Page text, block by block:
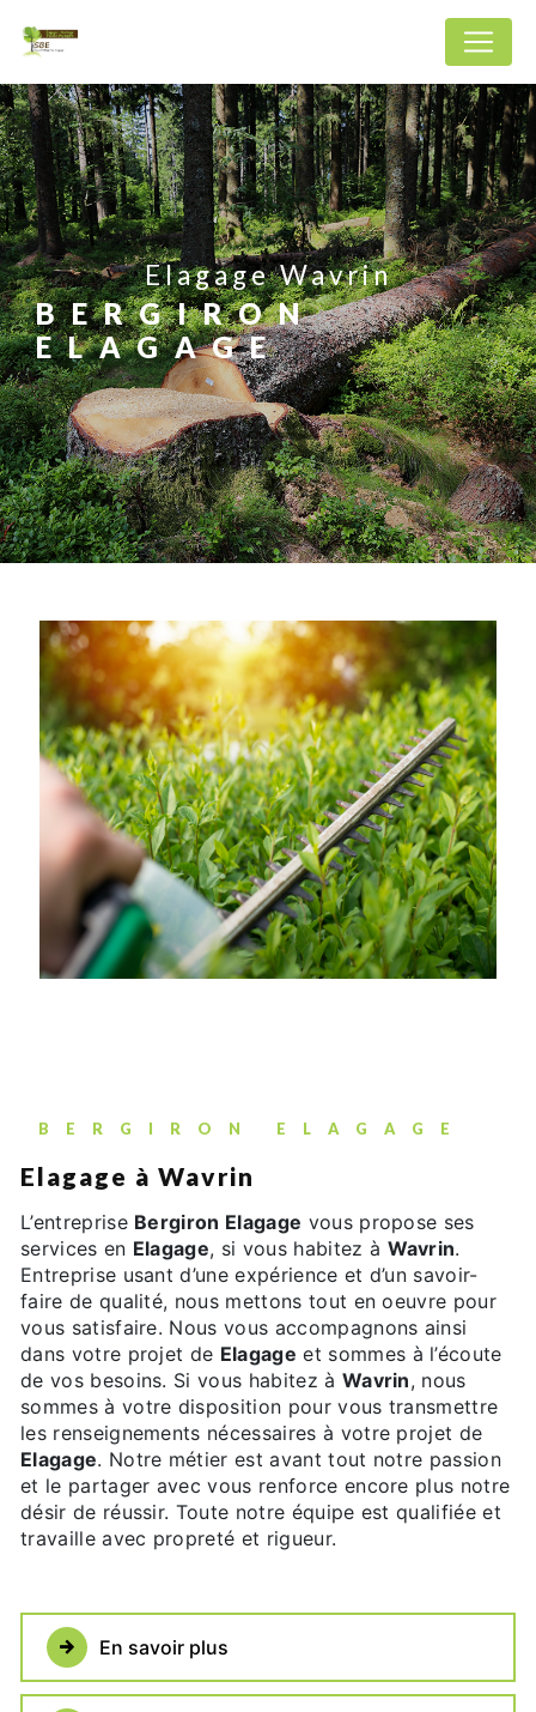
Elagage Wavrin
BERGIRON
ELAGAGE
BERGIRON ELAGAGE
Elagage à Wavrin
L’entreprise Bergiron Elagage vous propose ses
services en Elagage, si vous habitez à Wavrin.
Entreprise usant d’une expérience et d’un savoir-
faire de qualité, nous mettons tout en oeuvre pour
vous satisfaire. Nous vous accompagnons ainsi
dans votre projet de Elagage et sommes à l’écoute
de vos besoins. Si vous habitez à Wavrin, nous
sommes à votre disposition pour vous transmettre
les renseignements nécessaires à votre projet de
Elagage. Notre métier est avant tout notre passion
et le partager avec vous renforce encore plus notre
désir de réussir. Toute notre équipe est qualifiée et
travaille avec propreté et rigueur.
En savoir plus